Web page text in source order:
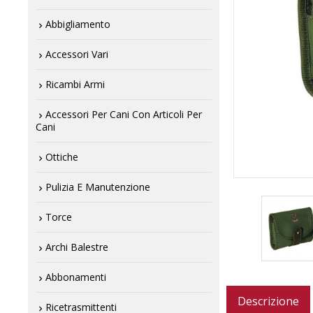
Abbigliamento
Accessori Vari
Ricambi Armi
Accessori Per Cani Con Articoli Per
Cani
Ottiche
Pulizia E Manutenzione
Torce
Archi Balestre
Abbonamenti
Ricetrasmittenti Descrizione